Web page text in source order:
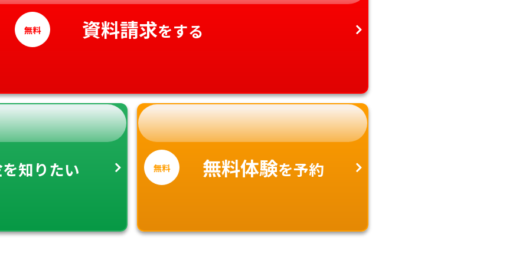
無料 資料請求をする
を知りたい 無料 無料体験を予約